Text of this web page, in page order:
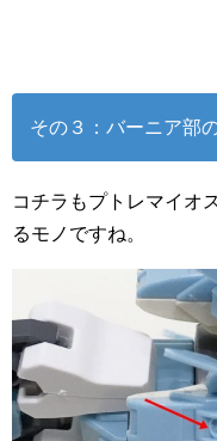
その３：バーニア部
コチラもプトレマイオ
るモノですね。